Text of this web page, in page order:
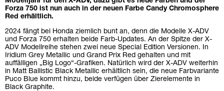
Forza 750 ist nun auch in der neuen Farbe Candy Chromosphere
Red erhältlich.
2024 fängt bei Honda ziemlich bunt an, denn die Modelle X-ADV
und Forza 750 erhalten beide Farb-Updates. An der Spitze der X-
ADV Modellreihe stehen zwei neue Special Edition Versionen. In
Iridium Grey Metallic und Grand Prix Red gehalten und mit
auffälligen „Big Logo“-Grafiken. Natürlich wird der X-ADV weiterhin
in Matt Ballistic Black Metallic erhältlich sein, die neue Farbvariante
Puco Blue kommt hinzu, beide verfügen über Zierelemente in
Black Graphite.